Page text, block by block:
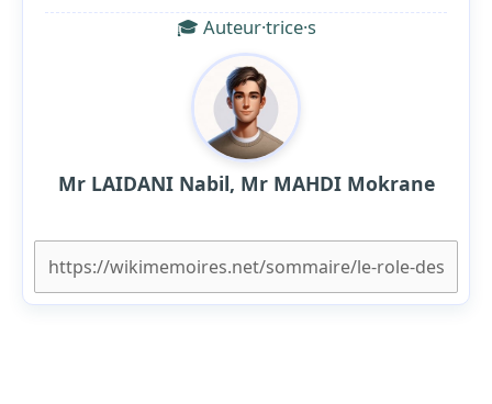
🎓 Auteur·trice·s
Mr LAIDANI Nabil, Mr MAHDI Mokrane